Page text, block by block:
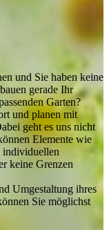
und Sie haben keine
gerade Ihr
Garten?
und planen mit
geht es uns nicht
Elemente wie
individuellen
keine Grenzen
Umgestaltung ihres
Sie möglichst